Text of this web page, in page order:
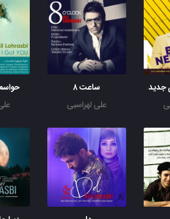
جدید
ساعت ۸
علی لهراسبی